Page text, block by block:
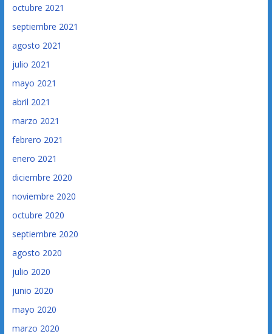
octubre 2021
septiembre 2021
agosto 2021
julio 2021
mayo 2021
abril 2021
marzo 2021
febrero 2021
enero 2021
diciembre 2020
noviembre 2020
octubre 2020
septiembre 2020
agosto 2020
julio 2020
junio 2020
mayo 2020
marzo 2020